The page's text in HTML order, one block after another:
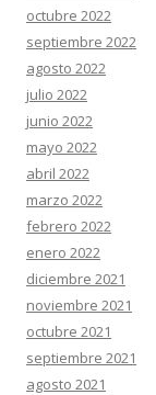
octubre 2022
septiembre 2022
agosto 2022
julio 2022
junio 2022
mayo 2022
abril 2022
marzo 2022
febrero 2022
enero 2022
diciembre 2021
noviembre 2021
octubre 2021
septiembre 2021
agosto 2021